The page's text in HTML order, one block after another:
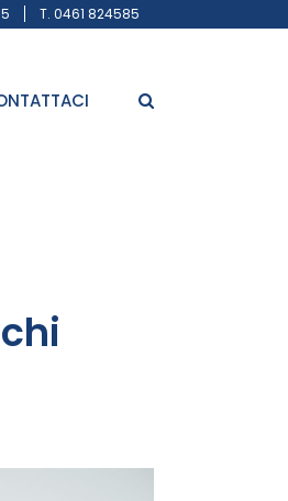
T. 0461 824585